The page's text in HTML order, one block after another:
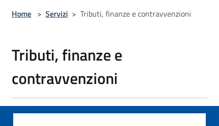
Home > Servizi > Tributi, finanze e contravvenzioni
Tributi, finanze e
contravvenzioni